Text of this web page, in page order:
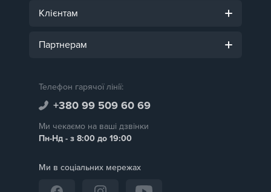
Клієнтам
Партнерам
Телефон гарячої лінії:
+380 99 509 60 69
Ми чекаємо на ваші дзвінки
Пн-Нд - з 8:00 до 19:00
Ми в соціальних мережах